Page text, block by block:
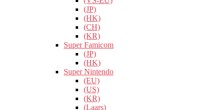
(JP)
(HK)
(CH)
(KR)
Super Famicom
(JP)
(HK)
Super Nintendo
(EU)
(US)
(KR)
(Laars)